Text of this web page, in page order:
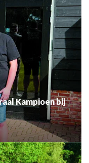
Kampioen bij